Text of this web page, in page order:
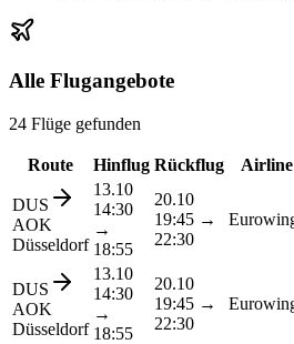
Alle Flugangebote
24 Flüge gefunden
Route Hinflug Rückflug Airline
DUS
AOK
Düsseldorf
13.10
14:30
→
18:55
20.10
19:45 →
22:30
DUS
AOK
Düsseldorf
13.10
14:30
→
18:55
20.10
19:45 →
22:30